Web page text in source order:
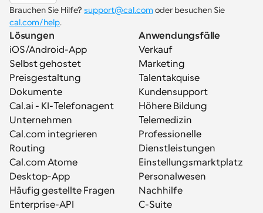
Brauchen Sie Hilfe? support@cal.com
cal.com/help.
Lösungen
iOS/Android-App
Selbst gehostet
Preisgestaltung
Dokumente
Cal.ai - KI-Telefonagent
Unternehmen
Cal.com integrieren
Routing
Cal.com Atome
Desktop-App
Häufig gestellte Fragen
Enterprise-API
Anwendungsfälle
Verkauf
Marketing
Talentakquise
Kundensupport
Höhere Bildung
Telemedizin
Professionelle
Dienstleistungen
Einstellungsmarktplatz
Personalwesen
Nachhilfe
C-Suite